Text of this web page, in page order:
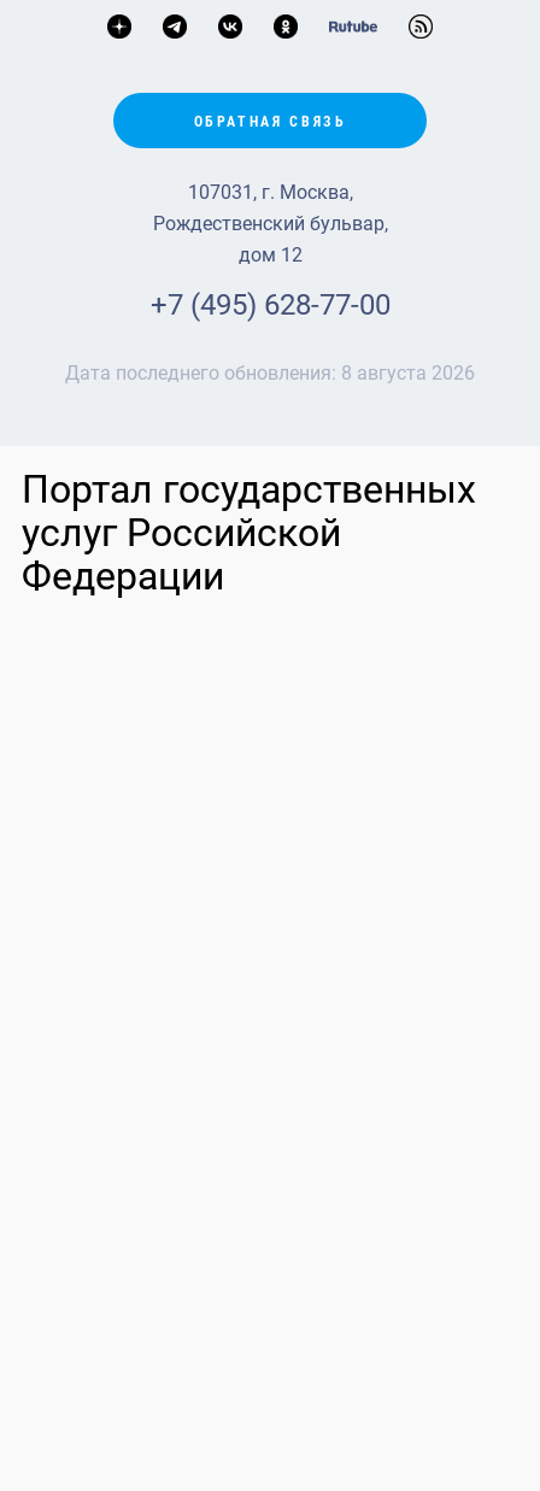
ОБРАТНАЯ СВЯЗЬ
107031, г. Москва,
Рождественский бульвар,
дом 12
+7 (495) 628-77-00
Дата последнего обновления: 8 августа 2026
Портал государственных
услуг Российской
Федерации